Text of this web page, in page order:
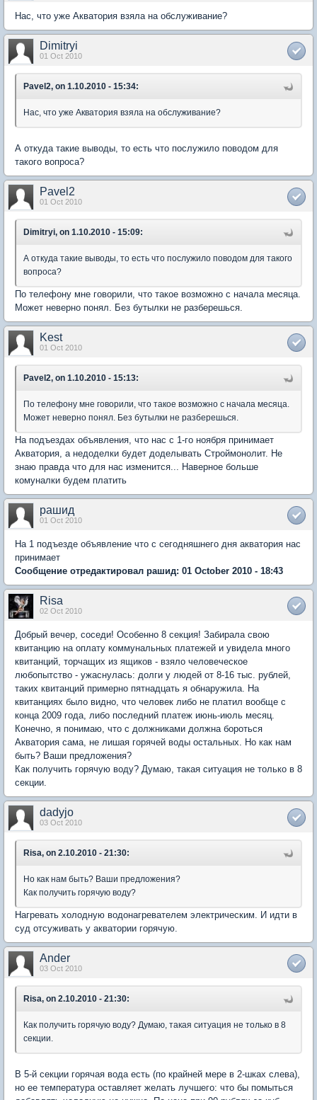
Нас, что уже Акватория взяла на обслуживание?
Dimitryi
01 Oct 2010
Pavel2, on 1.10.2010 - 15:34:
Нас, что уже Акватория взяла на обслуживание?
А откуда такие выводы, то есть что послужило поводом для
такого вопроса?
Pavel2
01 Oct 2010
Dimitryi, on 1.10.2010 - 15:09:
А откуда такие выводы, то есть что послужило поводом для такого
вопроса?
По телефону мне говорили, что такое возможно с начала месяца.
Может неверно понял. Без бутылки не разберешься.
Kest
01 Oct 2010
Pavel2, on 1.10.2010 - 15:13:
По телефону мне говорили, что такое возможно с начала месяца.
Может неверно понял. Без бутылки не разберешься.
На подъездах объявления, что нас с 1-го ноября принимает
Акватория, а недоделки будет доделывать Строймонолит. Не
знаю правда что для нас изменится... Наверное больше
комуналки будем платить
рашид
01 Oct 2010
На 1 подъезде объявление что с сегодняшнего дня акватория нас
принимает
Сообщение отредактировал рашид: 01 October 2010 - 18:43
Risa
02 Oct 2010
Добрый вечер, соседи! Особенно 8 секция! Забирала свою
квитанцию на оплату коммунальных платежей и увидела много
квитанций, торчащих из ящиков - взяло человеческое
любопытство - ужаснулась: долги у людей от 8-16 тыс. рублей,
таких квитанций примерно пятнадцать я обнаружила. На
квитанциях было видно, что человек либо не платил вообще с
конца 2009 года, либо последний платеж июнь-июль месяц.
Конечно, я понимаю, что с должниками должна бороться
Акватория сама, не лишая горячей воды остальных. Но как нам
быть? Ваши предложения?
Как получить горячую воду? Думаю, такая ситуация не только в 8
секции.
dadyjo
03 Oct 2010
Risa, on 2.10.2010 - 21:30:
Но как нам быть? Ваши предложения?
Как получить горячую воду?
Нагревать холодную водонагревателем электрическим. И идти в
суд отсуживать у акватории горячую.
Ander
03 Oct 2010
Risa, on 2.10.2010 - 21:30:
Как получить горячую воду? Думаю, такая ситуация не только в 8
секции.
В 5-й секции горячая вода есть (по крайней мере в 2-шках слева),
но ее температура оставляет желать лучшего: что бы помыться